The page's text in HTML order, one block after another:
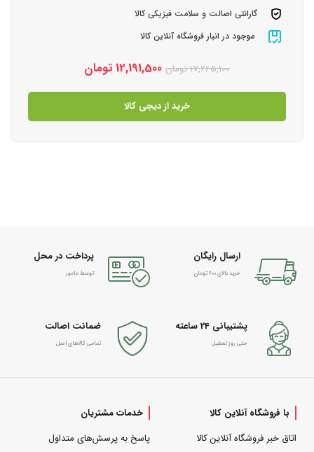
گارانتی اصالت و سلامت فیزیکی کالا
موجود در انبار فروشگاه آنلاین کالا
17,265,100تومان 12,191,500تومان
خرید از دیجی کالا
ارسال رایگان
خرید بالای 600 تومان
پرداخت در محل
توسط مامور
پشتیبانی 24 ساعته
حتی روز تعطیل
ضمانت اصالت
تمامی کالاهای اصل
با فروشگاه آنلاین کالا
اتاق خبر فروشگاه آنلاین کالا
خدمات مشتریان
پاسخ به پرسش‌های متداول